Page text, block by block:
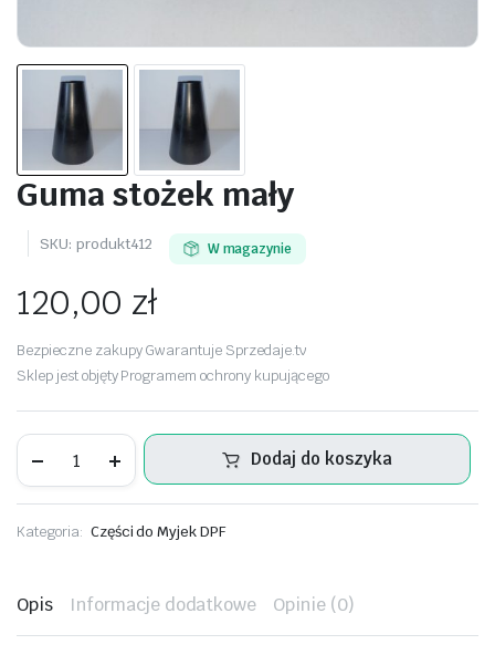
Guma stożek mały
SKU: produkt412 W magazynie
120,00 zł
Bezpieczne zakupy Gwarantuje Sprzedaje.tv
Sklep jest objęty Programem ochrony kupującego
stożek
ilość
Dodaj do koszyka
Kategoria: Części do Myjek DPF
Opis Informacje dodatkowe Opinie (0)